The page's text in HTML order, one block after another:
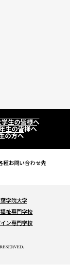
生の皆様へ
生の皆様へ
の方へ
種お問い合わせ先
学院大学
祉専門学校
ン専門学校